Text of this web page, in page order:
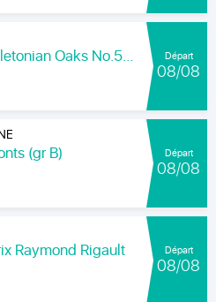
Winning Key Farm Hambletonian Oaks No.56 - Final Départ
08/08
(gr B) Départ
08/08
Raymond Rigault Départ
08/08